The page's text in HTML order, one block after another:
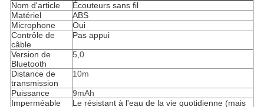
Nom d'article
Écouteurs sans fil
Matériel
ABS
Microphone
Oui
Contrôle de
câble
Pas appui
Version de
Bluetooth
5,0
Distance de
transmission
10m
Puissance
9mAh
Imperméable
Le résistant à l'eau de la vie quotidienne (mais